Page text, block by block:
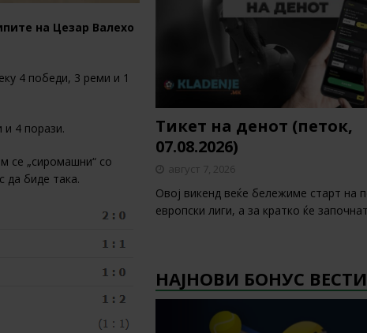
на Цезар Валехо
4 победи, 3 реми и 1
4 порази.
се „сиромашни“ со
да биде така.
Тикет на денот (петок,
07.08.2026)
август 7, 2026
Овој викенд веќе бележиме старт на
европски лиги, а за кратко ќе
НАЈНОВИ БОНУС ВЕСТИ